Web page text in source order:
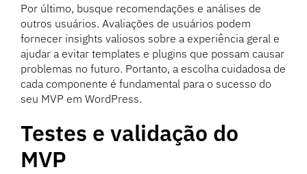
Por último, busque recomendações e análises de
outros usuários. Avaliações de usuários podem
fornecer insights valiosos sobre a experiência geral e
ajudar a evitar templates e plugins que possam causar
problemas no futuro. Portanto, a escolha cuidadosa de
cada componente é fundamental para o sucesso do
seu MVP em WordPress.
Testes e validação do
MVP